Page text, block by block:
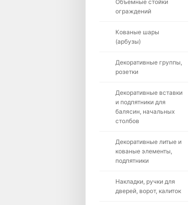
Объемные стойки
ограждений
Кованые шары
(арбузы)
Декоративные группы,
розетки
Декоративные вставки
и подпятники для
балясин, начальных
столбов
Декоративные литые и
кованые элементы,
подпятники
Накладки, ручки для
дверей, ворот, калиток